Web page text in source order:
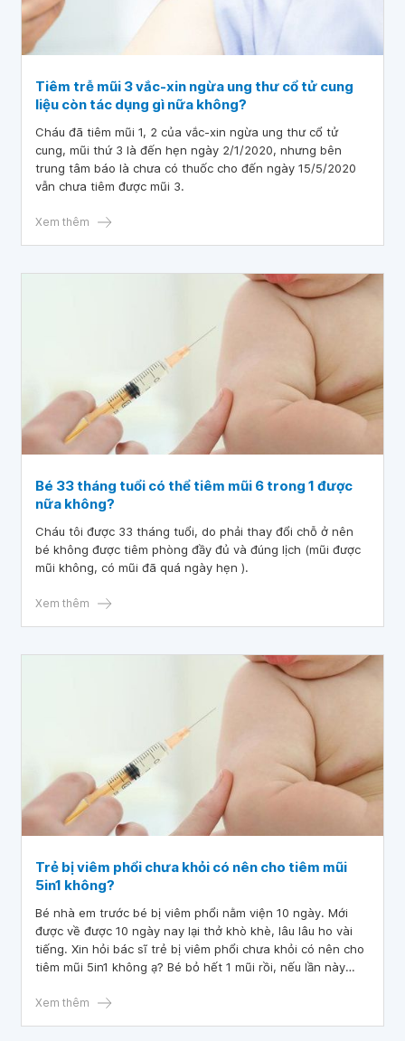
Tiêm trễ mũi 3 vắc-xin ngừa ung thư cổ tử cung
liệu còn tác dụng gì nữa không?
Cháu đã tiêm mũi 1, 2 của vắc-xin ngừa ung thư cổ tử
cung, mũi thứ 3 là đến hẹn ngày 2/1/2020, nhưng bên
trung tâm báo là chưa có thuốc cho đến ngày 15/5/2020
vẫn chưa tiêm được mũi 3.
Xem thêm
Bé 33 tháng tuổi có thể tiêm mũi 6 trong 1 được
nữa không?
Cháu tôi được 33 tháng tuổi, do phải thay đổi chỗ ở nên
bé không được tiêm phòng đầy đủ và đúng lịch (mũi được
mũi không, có mũi đã quá ngày hẹn ).
Xem thêm
Trẻ bị viêm phổi chưa khỏi có nên cho tiêm mũi
5in1 không?
Bé nhà em trước bé bị viêm phổi nằm viện 10 ngày. Mới
được về được 10 ngày nay lại thở khò khè, lâu lâu ho vài
tiếng. Xin hỏi bác sĩ trẻ bị viêm phổi chưa khỏi có nên cho
tiêm mũi 5in1 không ạ? Bé bỏ hết 1 mũi rồi, nếu lần này
Xem thêm